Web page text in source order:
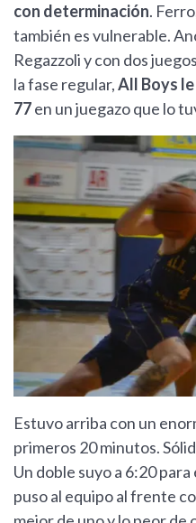
con determinación.
también es vulnerable.
Regazzoli y con dos
la fase regular,All Boys
77en un juegazo que lo
Estuvo arriba con un
primeros 20 minutos.
Un doble suyo a 6:20
puso al equipo al frente